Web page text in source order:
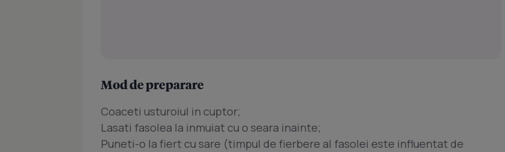
Mod de preparare
Coaceti usturoiul in cuptor;
Lasati fasolea la inmuiat cu o seara inainte;
Puneti-o la fiert cu sare (timpul de fierbere al fasolei este influentat de